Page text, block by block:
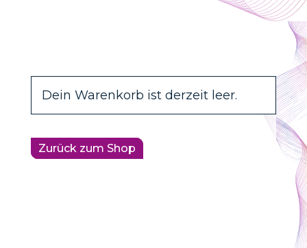
Dein Warenkorb ist derzeit leer.
Zurück zum Shop